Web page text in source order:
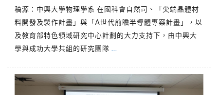
稿源：中興大學物理學系 在國科會自然司、「尖端晶體材
料開發及製作計畫」與「A世代前瞻半導體專案計畫」，以
及教育部特色領域研究中心計劃的大力支持下，由中興大
學與成功大學共組的研究團隊 …